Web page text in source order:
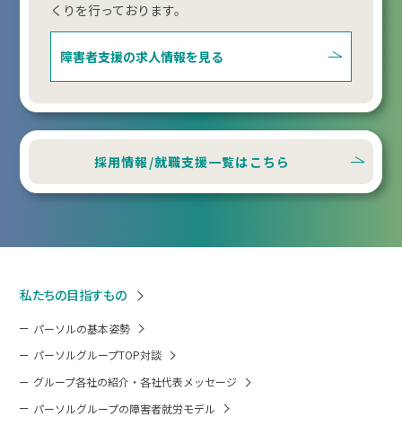
くりを行っております。
障害者支援の求人情報を見る
採用情報/就職支援一覧はこちら
私たちの目指すもの
パーソルの基本姿勢
パーソルグループTOP対談
グループ各社の紹介・各社代表メッセージ
パーソルグループの障害者就労モデル